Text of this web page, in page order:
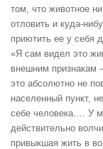
том, что животное
отловить и куда-
приютить ее у себя
«Я сам видел это
внешним признакам
это абсолютно не
населенный пункт,
себе человека…. У
действительно
привыкшая жить в